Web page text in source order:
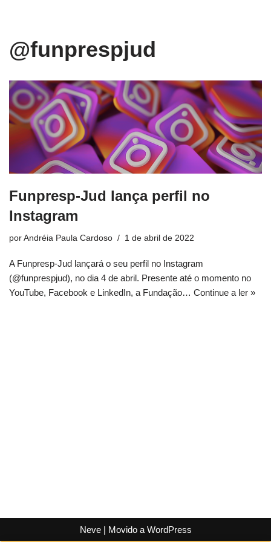
para
o
@funprespjud
Funpresp-Jud lança perfil no
Instagram
por Andréia Paula Cardoso 1 de abril de 2022
A Funpresp-Jud lançará o seu perfil no Instagram
(@funprespjud), no dia 4 de abril. Presente até o momento no
YouTube, Facebook e LinkedIn, a Fundação… Continue a ler »
Neve| Movido a WordPress